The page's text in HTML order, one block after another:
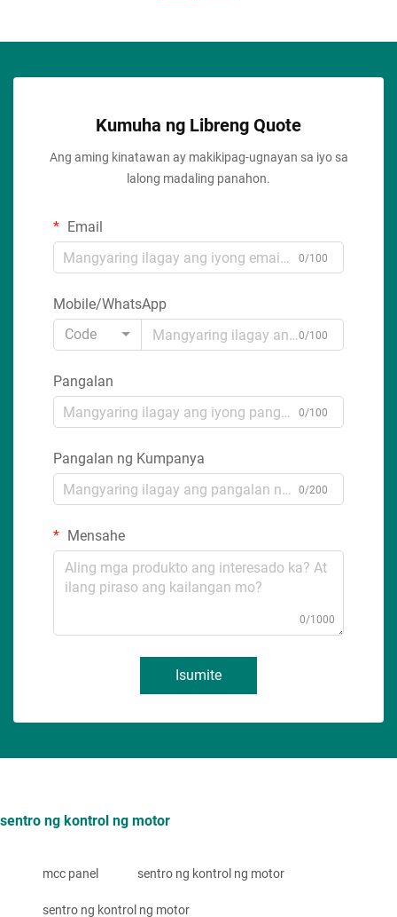
Kumuha ng Libreng Quote
Ang aming kinatawan ay makikipag-ugnayan sa iyo sa
lalong madaling panahon.
Email
0/100
Mobile/WhatsApp
Code
0/100
Pangalan
0/100
Pangalan ng Kumpanya
0/200
Mensahe
0/1000
Isumite
sentro ng kontrol ng motor
mcc panel sentro ng kontrol ng motor
sentro ng kontrol ng motor